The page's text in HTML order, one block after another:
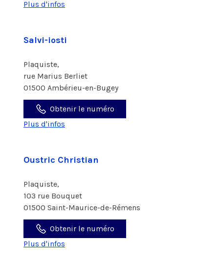
Plus d'infos
Salvi-iosti
Plaquiste,
rue Marius Berliet
01500 Ambérieu-en-Bugey
Obtenir le numéro
Plus d'infos
Oustric Christian
Plaquiste,
103 rue Bouquet
01500 Saint-Maurice-de-Rémens
Obtenir le numéro
Plus d'infos